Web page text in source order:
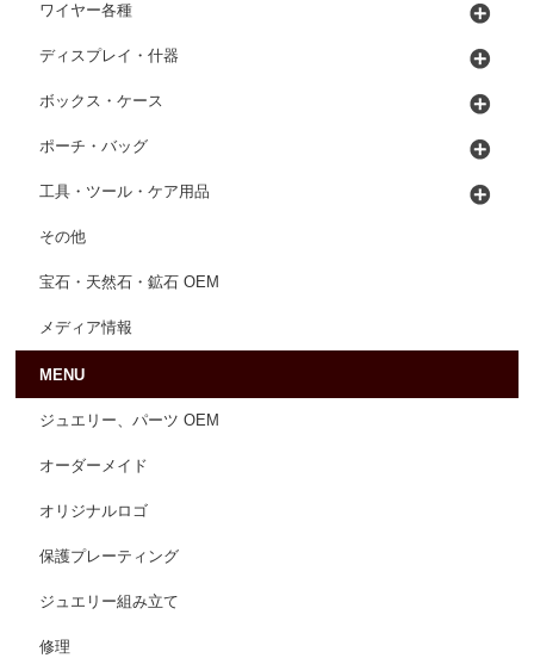
ワイヤー各種
ディスプレイ・什器
ボックス・ケース
ポーチ・バッグ
工具・ツール・ケア用品
その他
宝石・天然石・鉱石 OEM
メディア情報
MENU
ジュエリー、パーツ OEM
オーダーメイド
オリジナルロゴ
保護プレーティング
ジュエリー組み立て
修理